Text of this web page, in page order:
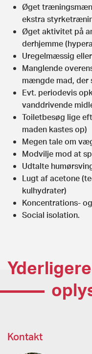
Øget
ekstra
Øget aktivitet på
derhjemme
Uregelmæssig
Manglende
mængde mad, der
Evt. periodevis
vanddrivende
Toiletbesøg lige
maden kastes op)
Megen tale om
Modvilje mod at
Udtalte
Lugt af acetone
kulhydrater)
Koncentrations-
Social isolation.
Yderligere
Kontakt